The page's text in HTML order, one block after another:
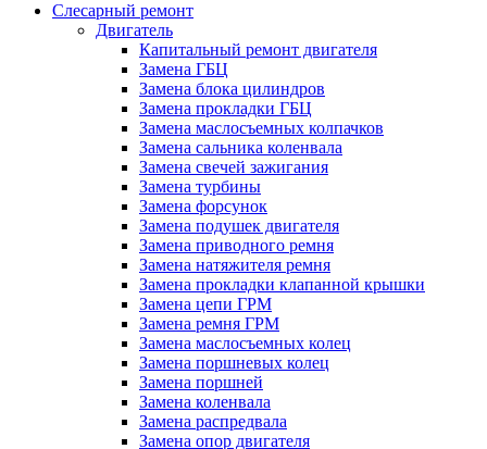
Слесарный ремонт
Двигатель
Капитальный ремонт двигателя
Замена ГБЦ
Замена блока цилиндров
Замена прокладки ГБЦ
Замена маслосъемных колпачков
Замена сальника коленвала
Замена свечей зажигания
Замена турбины
Замена форсунок
Замена подушек двигателя
Замена приводного ремня
Замена натяжителя ремня
Замена прокладки клапанной крышки
Замена цепи ГРМ
Замена ремня ГРМ
Замена маслосъемных колец
Замена поршневых колец
Замена поршней
Замена коленвала
Замена распредвала
Замена опор двигателя